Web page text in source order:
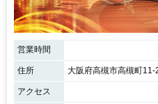
営業時間
住所 大阪府高槻市高槻町
アクセス